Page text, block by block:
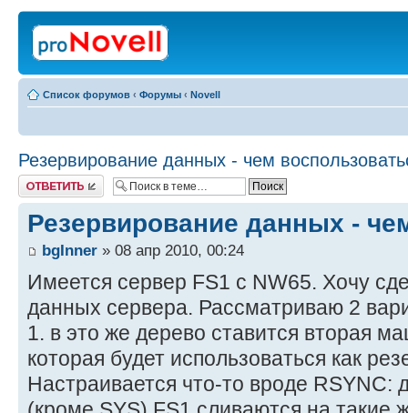
Список форумов ‹ Форумы ‹ Novell
Резервирование данных - чем
Ответить
Резервирование данных -
bgInner » 08 апр 2010, 00:24
Имеется сервер FS1 с NW65. Хочу
данных сервера. Рассматриваю 2
1. в это же дерево ставится вторая
которая будет использоваться как
Настраивается что-то вроде RSYNC: